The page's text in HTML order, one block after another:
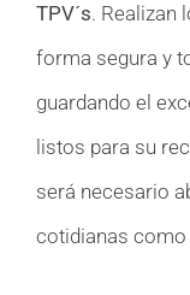
TPV´s. Realizan
forma segura y
guardando el
listos para su
será necesario
cotidianas